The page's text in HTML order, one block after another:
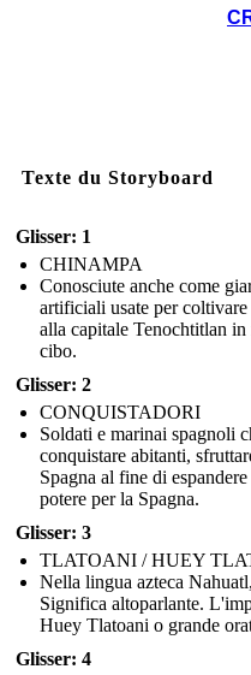
Texte du Storyboard
Glisser: 1
CHINAMPA
Conosciute anche come
artificiali usate per
alla capitale Tenochtitlan
cibo.
Glisser: 2
CONQUISTADORI
Soldati e marinai spagnoli
conquistare abitanti,
Spagna al fine di
potere per la Spagna.
Glisser: 3
TLATOANI / HUEY
Nella lingua azteca
Significa altoparlante.
Huey Tlatoani o grande
Glisser: 4